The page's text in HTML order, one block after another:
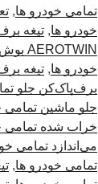
تمامی خودرو ها,
خودرو ها,
AEROTWIN بوش
خودرو ها, تیغه
برف‌پاک‌کن جلو
جلو ماشین تمامی
خراب شده تمامی
می‌اندازد تمامی
تمامی خودرو ها,